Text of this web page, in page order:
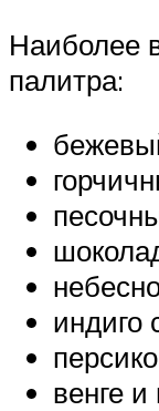
Наиболее
палитра:
индиго
венге